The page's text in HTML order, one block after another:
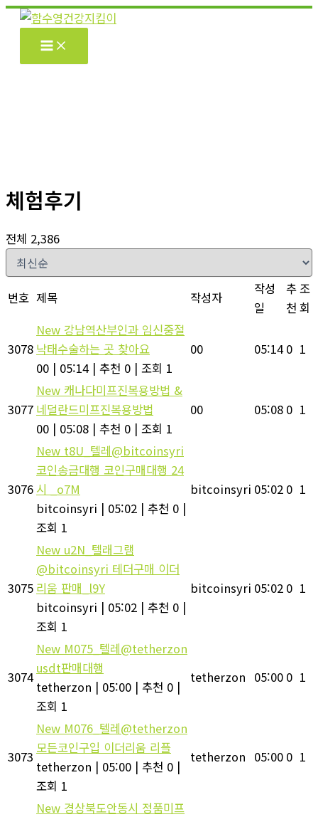
콘
체험후기
전체 2,386
번호 제목 작성자
작성
일
추
천
조
회
3078
New 강남역산부인과 임신중절
낙태수술하는 곳 찾아요
00 | 05:14 | 추천 0 | 조회 1
00 05:14 0 1
3077
New 캐나다미프진복용방법 &
네덜란드미프진복용방법
00 | 05:08 | 추천 0 | 조회 1
00 05:08 0 1
3076
New t8U_텔레@bitcoinsyri
코인송금대행 코인구매대행 24
시 _o7M
bitcoinsyri | 05:02 | 추천 0 |
조회 1
bitcoinsyri 05:02 0 1
3075
New u2N_텔래그램
@bitcoinsyri 테더구매 이더
리움 판매_l9Y
bitcoinsyri | 05:02 | 추천 0 |
조회 1
bitcoinsyri 05:02 0 1
3074
New M075_텔레@tetherzon
usdt판매대행
tetherzon | 05:00 | 추천 0 |
조회 1
tetherzon 05:00 0 1
3073
New M076_텔레@tetherzon
모든코인구입 이더리움 리플
tetherzon | 05:00 | 추천 0 |
조회 1
tetherzon 05:00 0 1
New 경상북도안동시 정품미프